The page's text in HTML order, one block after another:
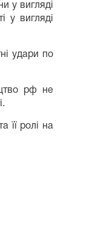
у вигляді
у вигляді
удари по
рф не
її ролі на